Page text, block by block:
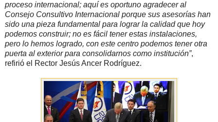
proceso internacional; aquí es oportuno agradecer al
Consejo Consultivo Internacional porque sus asesorías han
sido una pieza fundamental para lograr la calidad que hoy
podemos construir; no es fácil tener estas instalaciones,
pero lo hemos logrado, con este centro podemos tener otra
puerta al exterior para consolidarnos como institución”,
refirió el Rector Jesús Ancer Rodríguez.